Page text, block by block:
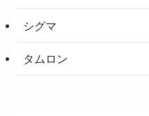
シグマ
タムロン